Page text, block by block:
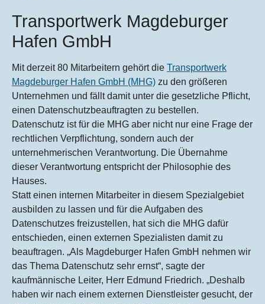
Transportwerk Magdeburger
Hafen GmbH
Mit derzeit 80 Mitarbeitern gehört die Transportwerk
Magdeburger Hafen GmbH (MHG) zu den größeren
Unternehmen und fällt damit unter die gesetzliche Pflicht,
einen Datenschutzbeauftragten zu bestellen.
Datenschutz ist für die MHG aber nicht nur eine Frage der
rechtlichen Verpflichtung, sondern auch der
unternehmerischen Verantwortung. Die Übernahme
dieser Verantwortung entspricht der Philosophie des
Hauses.
Statt einen internen Mitarbeiter in diesem Spezialgebiet
ausbilden zu lassen und für die Aufgaben des
Datenschutzes freizustellen, hat sich die MHG dafür
entschieden, einen externen Spezialisten damit zu
beauftragen. „Als Magdeburger Hafen GmbH nehmen wir
das Thema Datenschutz sehr ernst“, sagte der
kaufmännische Leiter, Herr Edmund Friedrich. „Deshalb
haben wir nach einem externen Dienstleister gesucht, der